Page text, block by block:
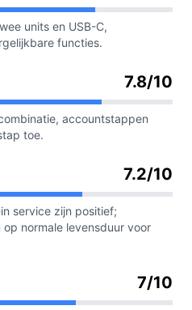
units en USB-C,
functies.
7.8/10
accountstappen
toe.
7.2/10
service zijn positief;
normale levensduur voor
7/10